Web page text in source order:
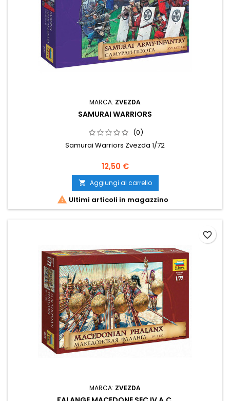
MARCA: ZVEZDA
SAMURAI WARRIORS
(0)
Samurai Warriors Zvezda 1/72
12,50 €
 Aggiungi al carrello
 Ultimi articoli in magazzino
MARCA: ZVEZDA
favorite_border